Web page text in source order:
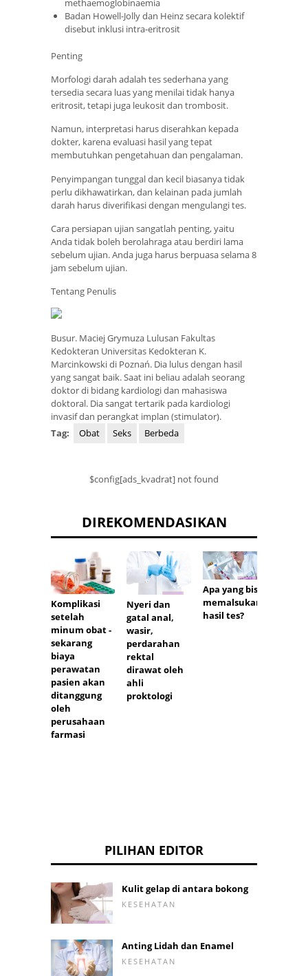
methaemoglobinaemia
Badan Howell-Jolly dan Heinz secara kolektif
disebut inklusi intra-eritrosit
Penting
Morfologi darah adalah tes sederhana yang
tersedia secara luas yang menilai tidak hanya
eritrosit, tetapi juga leukosit dan trombosit.
Namun, interpretasi harus diserahkan kepada
dokter, karena evaluasi hasil yang tepat
membutuhkan pengetahuan dan pengalaman.
Penyimpangan tunggal dan kecil biasanya tidak
perlu dikhawatirkan, dan kelainan pada jumlah
darah harus diverifikasi dengan mengulangi tes.
Cara persiapan ujian sangatlah penting, yaitu
Anda tidak boleh berolahraga atau berdiri lama
sebelum ujian. Anda juga harus berpuasa selama 8
jam sebelum ujian.
Tentang Penulis
Busur. Maciej Grymuza Lulusan Fakultas
Kedokteran Universitas Kedokteran K.
Marcinkowski di Poznań. Dia lulus dengan hasil
yang sangat baik. Saat ini beliau adalah seorang
doktor di bidang kardiologi dan mahasiswa
doktoral. Dia sangat tertarik pada kardiologi
invasif dan perangkat implan (stimulator).
Tag:
Obat Seks Berbeda
$config[ads_kvadrat] not found
DIREKOMENDASIKAN
Komplikasi
setelah
minum obat -
sekarang
biaya
perawatan
pasien akan
ditanggung
oleh
perusahaan
farmasi
Nyeri dan
gatal anal,
wasir,
perdarahan
rektal
dirawat oleh
ahli
proktologi
Apa yang bisa
memalsukan
hasil tes?
PILIHAN EDITOR
Kulit gelap di antara bokong
KESEHATAN
Anting Lidah dan Enamel
KESEHATAN